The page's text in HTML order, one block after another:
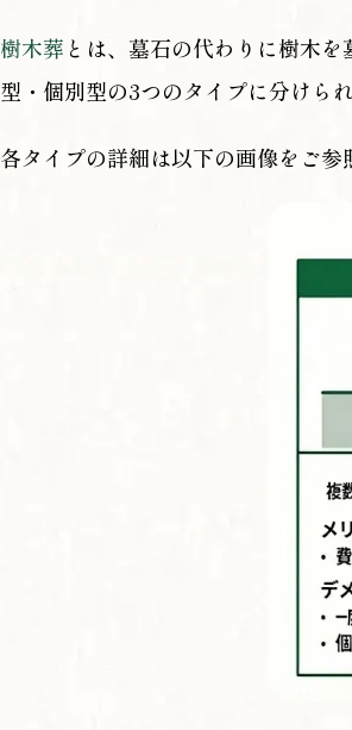
樹木葬 とは、墓石の代わりに樹木を
型・個別型の3つのタイプに分けら
各タイプの詳細は以下の画像をご参